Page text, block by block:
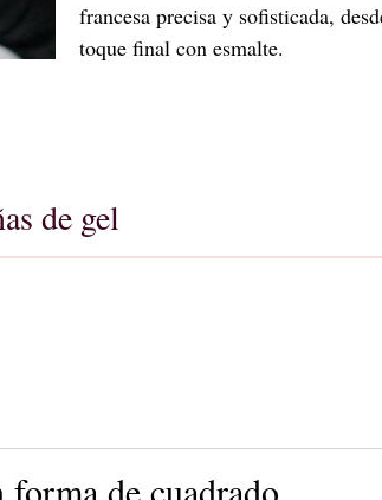
francesa precisa y sofisticada,
toque final con esmalte.
de gel